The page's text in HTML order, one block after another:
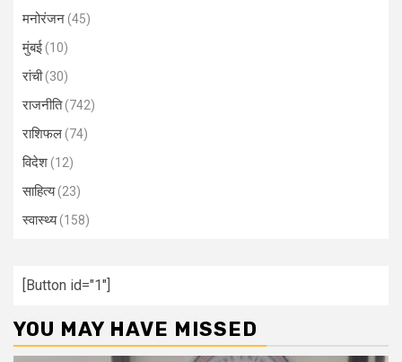
मनोरंजन(45)
मुंबई(10)
रांची(30)
राजनीति(742)
राशिफल(74)
विदेश(12)
साहित्य(23)
स्वास्थ्य(158)
[Button id="1"]
YOU MAY HAVE MISSED